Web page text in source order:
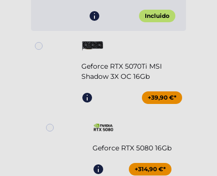
Incluido
Geforce RTX 5070Ti MSI
Shadow 3X OC 16Gb
+39,90 €*
Geforce RTX 5080 16Gb
+314,90 €*